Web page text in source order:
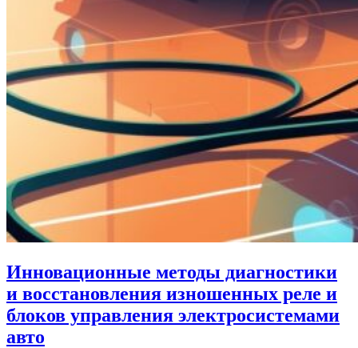
Инновационные методы диагностики
и восстановления изношенных реле и
блоков управления электросистемами
авто